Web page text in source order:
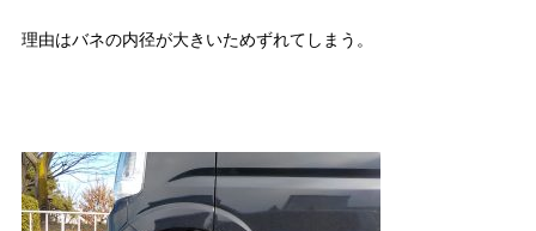
理由はバネの内径が大きいためずれてしまう。